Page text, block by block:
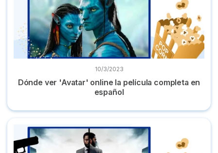
10/3/2023
Dónde ver 'Avatar' online la película completa en
español
Dónde ver 'Tenet' online película completa en castellano